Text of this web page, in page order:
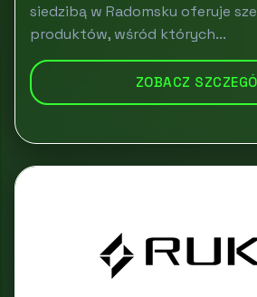
siedzibą w Radomsku oferuje
produktów, wśród których...
ZOBACZ